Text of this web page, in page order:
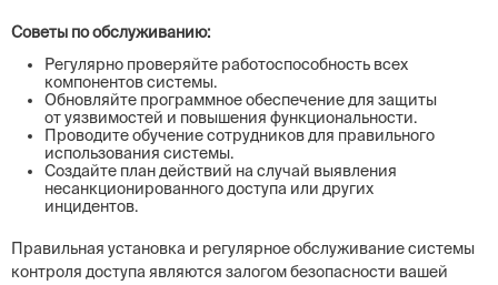
Советы по обслуживанию:
Регулярно проверяйте работоспособность всех
компонентов системы.
Обновляйте программное обеспечение для защиты
от уязвимостей и повышения функциональности.
Проводите обучение сотрудников для правильного
использования системы.
Создайте план действий на случай выявления
несанкционированного доступа или других
инцидентов.
Правильная установка и регулярное обслуживание системы
контроля доступа являются залогом безопасности вашей